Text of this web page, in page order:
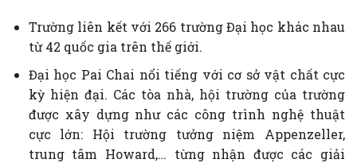
Trường liên kết với 266 trường Đại học khác nhau
từ 42 quốc gia trên thế giới.
Đại học Pai Chai nổi tiếng với cơ sở vật chất cực
kỳ hiện đại. Các tòa nhà, hội trường của trường
được xây dựng như các công trình nghệ thuật
cực lớn: Hội trường tưởng niệm Appenzeller,
trung tâm Howard,… từng nhận được các giải